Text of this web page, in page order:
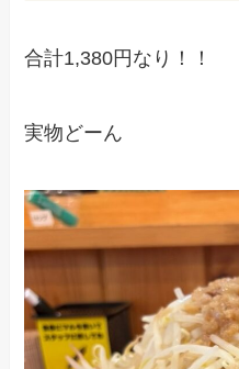
合計1,380円なり！！
実物どーん